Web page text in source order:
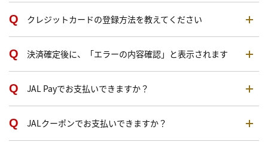
クレジットカードの登録方法を教えてください
決済確定後に、「エラーの内容確認」と表示されます
JAL Payでお支払いできますか？
JALクーポンでお支払いできますか？